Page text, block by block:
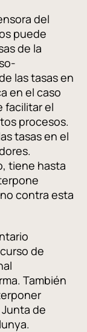
del
puede
de la
las tasas en
en el caso
facilitar el
procesos.
tasas en el
tiene hasta
contra esta
de
También
de